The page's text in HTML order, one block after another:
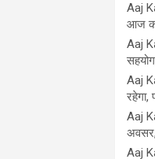
Aaj
आज
Aaj
Aaj
Aaj
Aaj